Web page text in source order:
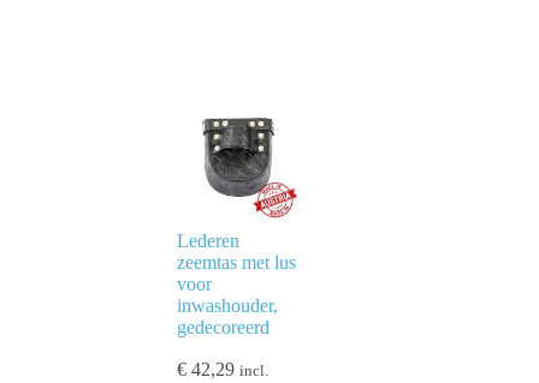
Lederen
zeemtas met lus
voor
inwashouder,
gedecoreerd
€42,29 incl.